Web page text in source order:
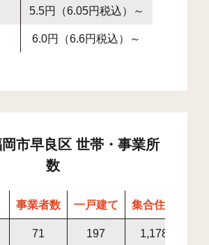
5.5円（6.05円税込）～
6.0円（6.6円税込）～
市早良区 世帯・事業所
数
事業者数 一戸建て 集合住宅
71 197 1,178